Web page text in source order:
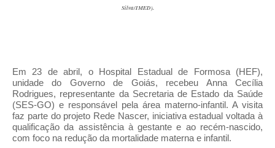
Silva/IMED).
Em 23 de abril, o Hospital Estadual de Formosa (HEF),
unidade do Governo de Goiás, recebeu Anna Cecília
Rodrigues, representante da Secretaria de Estado da Saúde
(SES-GO) e responsável pela área materno-infantil. A visita
faz parte do projeto Rede Nascer, iniciativa estadual voltada à
qualificação da assistência à gestante e ao recém-nascido,
com foco na redução da mortalidade materna e infantil.